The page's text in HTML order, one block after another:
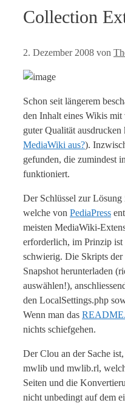
Collection
2. Dezember 2008 von
Schon seit längerem
den Inhalt eines Wikis
guter Qualität ausdrucken
MediaWiki aus?).
gefunden, die zumindest
funktioniert.
Der Schlüssel zur Lösung
welche von PediaPress
meisten MediaWiki-
erforderlich, im Prinzip
schwierig. Die Skripts
Snapshot herunterladen
auswählen!),
den LocalSettings.php
Wenn man das
nichts schiefgehen.
Der Clou an der Sache
mwlib und mwlib.rl,
Seiten und die
nicht unbedingt auf dem